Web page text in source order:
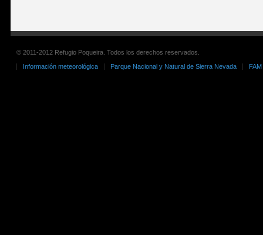
© 2011-2012 Refugio Poqueira. Todos los derechos reservados.
Información meteorológica
Parque Nacional y Natural de Sierra Nevada FAM